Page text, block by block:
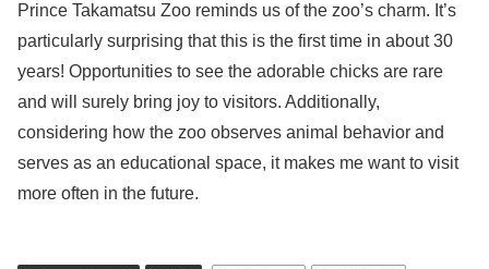
Prince Takamatsu Zoo reminds us of the zoo’s charm. It’s
particularly surprising that this is the first time in about 30
years! Opportunities to see the adorable chicks are rare
and will surely bring joy to visitors. Additionally,
considering how the zoo observes animal behavior and
serves as an educational space, it makes me want to visit
more often in the future.